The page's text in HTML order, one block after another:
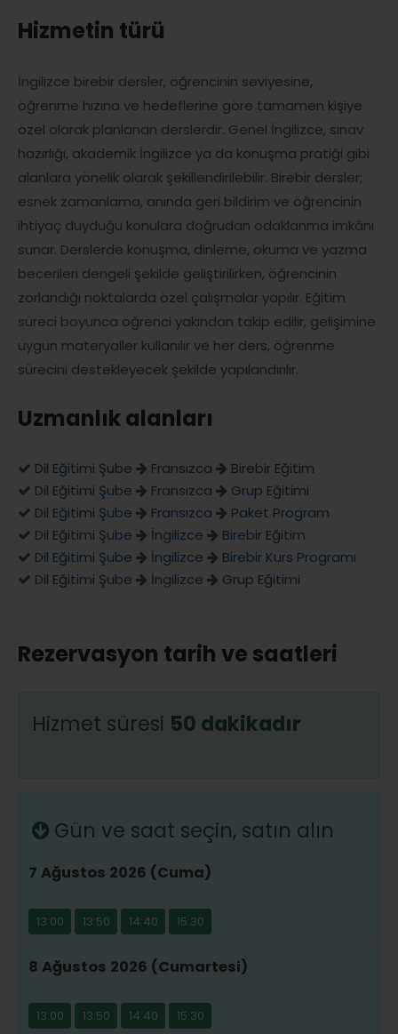
Hizmetin türü
İngilizce birebir dersler, öğrencinin seviyesine,
öğrenme hızına ve hedeflerine göre tamamen kişiye
özel olarak planlanan derslerdir. Genel İngilizce, sınav
hazırlığı, akademik İngilizce ya da konuşma pratiği gibi
alanlara yönelik olarak şekillendirilebilir. Birebir dersler;
esnek zamanlama, anında geri bildirim ve öğrencinin
ihtiyaç duyduğu konulara doğrudan odaklanma imkânı
sunar. Derslerde konuşma, dinleme, okuma ve yazma
becerileri dengeli şekilde geliştirilirken, öğrencinin
zorlandığı noktalarda özel çalışmalar yapılır. Eğitim
süreci boyunca öğrenci yakından takip edilir, gelişimine
uygun materyaller kullanılır ve her ders, öğrenme
sürecini destekleyecek şekilde yapılandırılır.
Uzmanlık alanları
Dil Eğitimi Şube Fransızca
Birebir Eğitim
Dil Eğitimi Şube
Fransızca
Grup Eğitimi
Dil Eğitimi Şube
Fransızca
Paket Program
Dil Eğitimi Şube
İngilizce
Birebir Eğitim
Dil Eğitimi Şube
İngilizce
Birebir Kurs Programı
Dil Eğitimi Şube
İngilizce Grup Eğitimi
Rezervasyon tarih ve saatleri
Hizmet süresi 50 dakikadır
Gün ve saat seçin, satın alın
7 Ağustos 2026 (Cuma)
13:00 13:50 14:40 15:30
8 Ağustos 2026 (Cumartesi)
13:00 13:50 14:40 15:30